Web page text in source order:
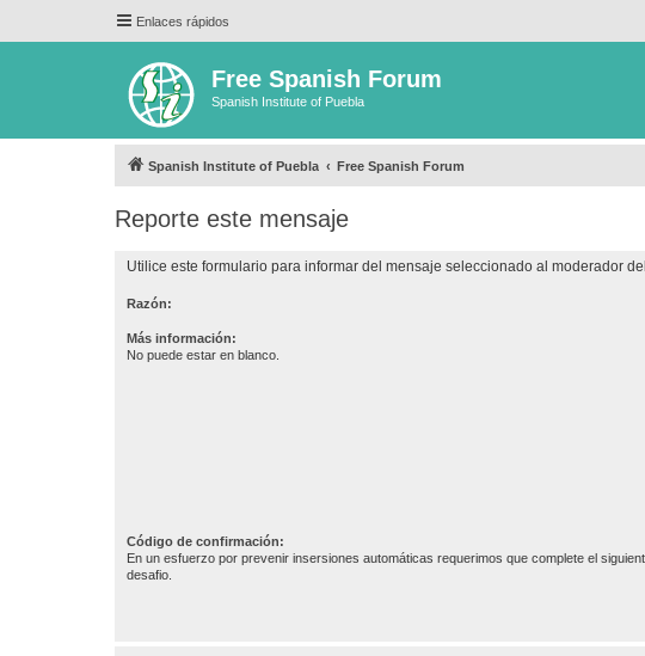
Enlaces rápidos
Free Spanish Forum
Spanish Institute of Puebla
Spanish Institute of Puebla Free Spanish Forum
Reporte este mensaje
Utilice este formulario para informar del mensaje seleccionado al moderador
Razón:
Más información:
No puede estar en blanco.
Código de confirmación:
En un esfuerzo por prevenir insersiones automáticas requerimos que complete el
desafio.